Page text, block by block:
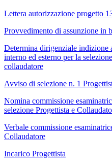
Lettera autorizzazione progetto
Provvedimento di assunzione in
Determina dirigenziale indizione
interno ed esterno per la
collaudatore
Avviso di selezione n. 1
Nomina commissione
selezione Progettista e
Verbale commissione
Collaudatore
Incarico Progettista